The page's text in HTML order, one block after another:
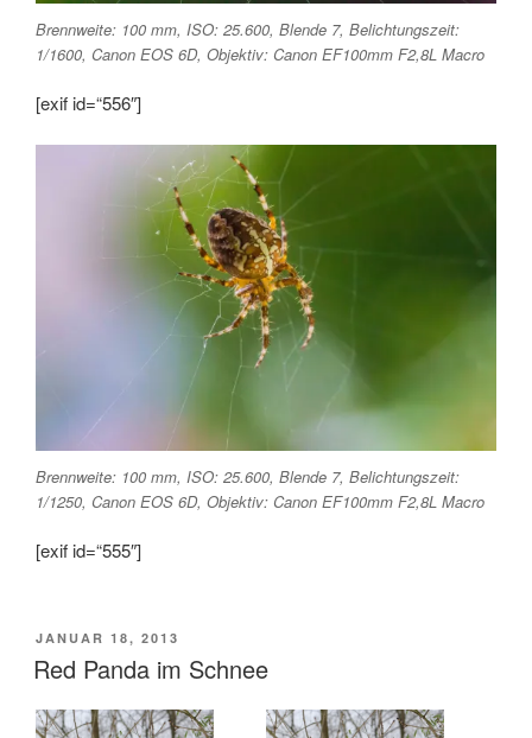
Brennweite: 100 mm, ISO: 25.600, Blende 7, Belichtungszeit:
1/1600, Canon EOS 6D, Objektiv: Canon EF100mm F2,8L Macro
[exif id=“556″]
Brennweite: 100 mm, ISO: 25.600, Blende 7, Belichtungszeit:
1/1250, Canon EOS 6D, Objektiv: Canon EF100mm F2,8L Macro
[exif id=“555″]
VERÖFFENTLICHT
AM
JANUAR 18, 2013
Red Panda im Schnee